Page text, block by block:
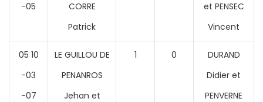
-05
CORRE
Patrick
et PENSEC
Vincent
05 10
-03
-07
LE GUILLOU DE
PENANROS
Jehan et
1 0
DURAND
Didier et
PENVERNE